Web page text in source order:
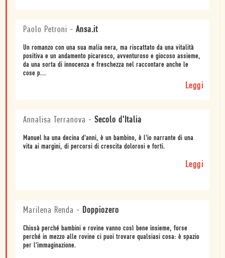
Paolo Petroni - Ansa.it
Un romanzo con una sua malia nera, ma riscattato da una vitalità
positiva e un andamento picaresco, avventuroso e giocoso assieme,
da una sorta di innocenza e freschezza nel raccontare anche le
cose p...
Leggi
Annalisa Terranova - Secolo d'Italia
Manuel ha una decina d'anni, è un bambino, è l'io narrante di una
vita ai margini, di percorsi di crescita dolorosi e forti.
Leggi
Marilena Renda - Doppiozero
Chissà perché bambini e rovine vanno così bene insieme, forse
perché in mezzo alle rovine ci puoi trovare qualsiasi cosa: è spazio
per l'immaginazione.